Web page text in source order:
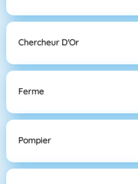
Chercheur D'Or
Ferme
Pompier